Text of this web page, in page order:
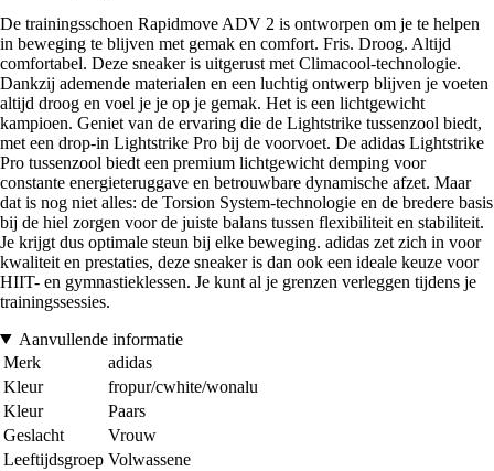
De trainingsschoen Rapidmove ADV 2 is ontworpen om je te helpen
in beweging te blijven met gemak en comfort. Fris. Droog. Altijd
comfortabel. Deze sneaker is uitgerust met Climacool-technologie.
Dankzij ademende materialen en een luchtig ontwerp blijven je voeten
altijd droog en voel je je op je gemak. Het is een lichtgewicht
kampioen. Geniet van de ervaring die de Lightstrike tussenzool biedt,
met een drop-in Lightstrike Pro bij de voorvoet. De adidas Lightstrike
Pro tussenzool biedt een premium lichtgewicht demping voor
constante energieteruggave en betrouwbare dynamische afzet. Maar
dat is nog niet alles: de Torsion System-technologie en de bredere basis
bij de hiel zorgen voor de juiste balans tussen flexibiliteit en stabiliteit.
Je krijgt dus optimale steun bij elke beweging. adidas zet zich in voor
kwaliteit en prestaties, deze sneaker is dan ook een ideale keuze voor
HIIT- en gymnastieklessen. Je kunt al je grenzen verleggen tijdens je
trainingssessies.
Aanvullende informatie
Merk
adidas
Kleur
fropur/cwhite/wonalu
Kleur
Paars
Geslacht
Vrouw
Leeftijdsgroep Volwassene